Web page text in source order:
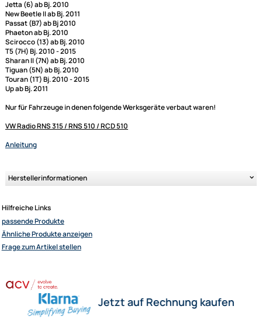
Wenn Sie Ihre originale Rückfahrkamera an einem Nachrüstradio
wollen, wird dieses Interface dazu benötigt. Folgende Bedingungen sind
unbedingtzu beachten :
Kompatibel zu folgenden Volkswagen Fahrzeugmodellen mit
Hilfslinien bei Lenkbewegungen im Kamerabild (active guide lines):
VW
Eos (1F) ab Bj. 2010
Jetta (6) ab Bj. 2010
New Beetle II ab Bj. 2011
Passat (B7) ab Bj 2010
Phaeton ab Bj. 2010
T5 (7H) Bj. 2010 - 2015
Sharan II (7N) ab Bj. 2010
Touran (1T) Bj. 2010 - 2015
Nur für Fahrzeuge in denen folgende Werksgeräte verbaut waren!
Anleitung
Herstellerinformationen
Ultramall
Wir versenden mit
Unsere Leistungen